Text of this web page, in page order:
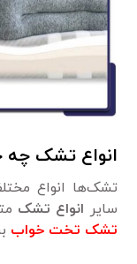
انواع تشک چه
تشک‌ها انواع
سایر انواع تشک
تشک تخت خواب